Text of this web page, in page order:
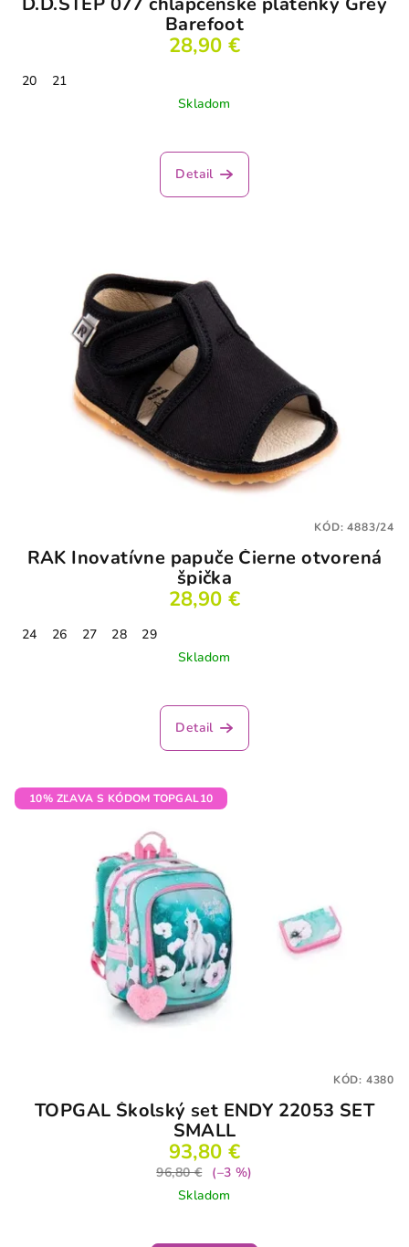
Barefoot
28,90 €
20
21
Skladom
Detail
RAK Inovatívne papuče Čierne otvorená
špička
28,90 €
24 26 27 28
29
Skladom
Detail
KÓD:4883/24
10% ZĽAVA S KÓDOM TOPGAL10
TOPGAL Školský set ENDY 22053 SET
SMALL
93,80 €
96,80 €
(–3 %)
Skladom
KÓD: 4380